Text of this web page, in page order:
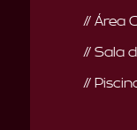
// Área
// Sala
//